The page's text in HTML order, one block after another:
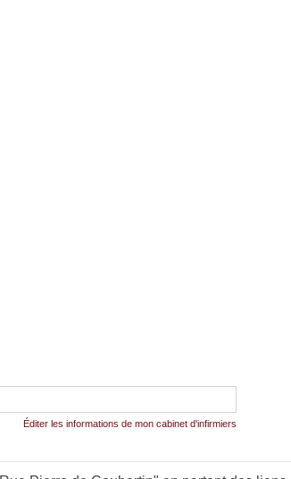
Éditer les informations de mon cabinet d'infirmiers